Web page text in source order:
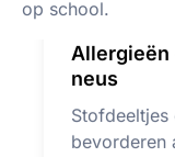
op school.
neus
Stofdeeltjes
bevorderen
dagelijkse